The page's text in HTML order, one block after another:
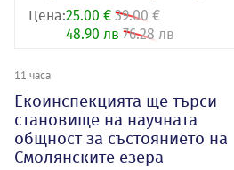
Цена:25.00 € 39.00 €
48.90 лв 76.28 лв
11 часа
Екоинспекцията ще търси
становище на научната
общност за състоянието на
Смолянските езера